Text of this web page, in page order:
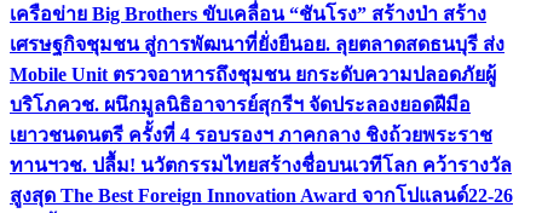
เครือข่าย Big Brothers ขับเคลื่อน “ชันโรง” สร้างป่า สร้าง
เศรษฐกิจชุมชน สู่การพัฒนาที่ยั่งยืนอย. ลุยตลาดสดธนบุรี ส่ง
Mobile Unit ตรวจอาหารถึงชุมชน ยกระดับความปลอดภัยผู้
บริโภควช. ผนึกมูลนิธิอาจารย์สุกรีฯ จัดประลองยอดฝีมือ
เยาวชนดนตรี ครั้งที่ 4 รอบรองฯ ภาคกลาง ชิงถ้วยพระราช
ทานฯวช. ปลื้ม! นวัตกรรมไทยสร้างชื่อบนเวทีโลก คว้ารางวัล
สูงสุด The Best Foreign Innovation Award จากโปแลนด์22-26